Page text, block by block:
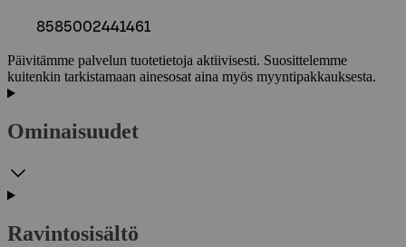
8585002441461
Päivitämme palvelun tuotetietoja aktiivisesti. Suosittelemme
kuitenkin tarkistamaan ainesosat aina myös myyntipakkauksesta.
Ominaisuudet
Ravintosisältö